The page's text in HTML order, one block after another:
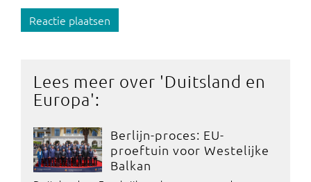
Reactie plaatsen
Lees meer over 'Duitsland en
Europa':
Berlijn-proces: EU-
proeftuin voor Westelijke
Balkan